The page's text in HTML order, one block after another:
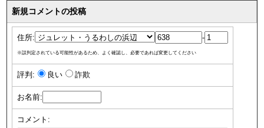
新規コメントの投稿
住所: -
※誤判定されている可能性があるため、よく確認し、必要であれば変更してください
評判: 良い 詐欺
お名前:
コメント: